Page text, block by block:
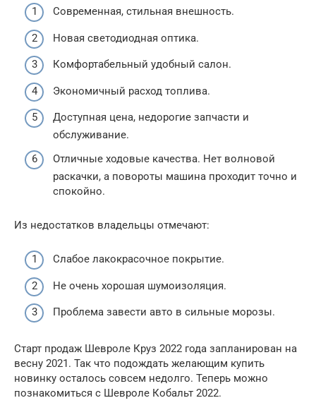
Современная, стильная внешность.
Новая светодиодная оптика.
Комфортабельный удобный салон.
Экономичный расход топлива.
Доступная цена, недорогие запчасти и
обслуживание.
Отличные ходовые качества. Нет волновой
раскачки, а повороты машина проходит точно и
спокойно.
Из недостатков владельцы отмечают:
Слабое лакокрасочное покрытие.
Не очень хорошая шумоизоляция.
Проблема завести авто в сильные морозы.
Старт продаж Шевроле Круз 2022 года запланирован на
весну 2021. Так что подождать желающим купить
новинку осталось совсем недолго. Теперь можно
познакомиться с Шевроле Кобальт 2022.